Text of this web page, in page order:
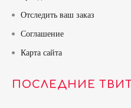
Отследить ваш заказ
Соглашение
Карта сайта
ПОСЛЕДНИЕ